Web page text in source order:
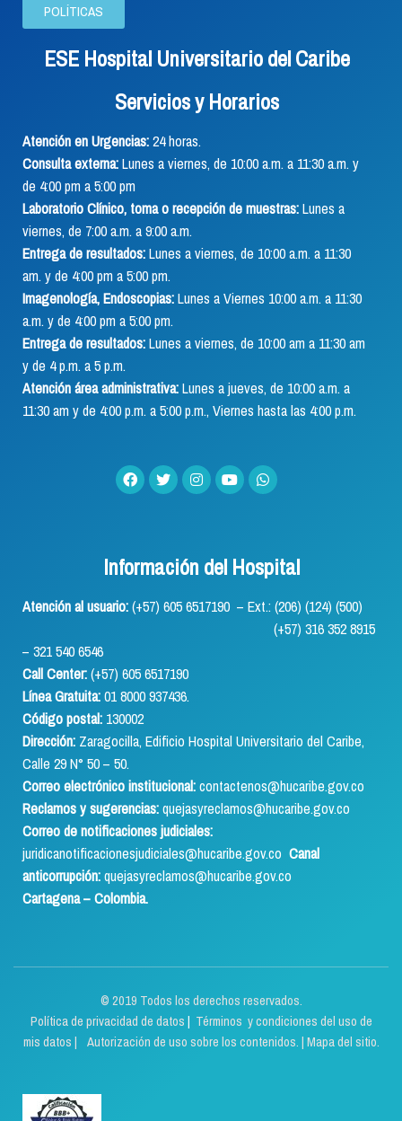
POLÍTICAS
ESE Hospital Universitario del Caribe
Servicios y Horarios
Atención en Urgencias:24 horas.
Consulta externa:Lunes a viernes, de 10:00 a.m. a 11:30 a.m. y
de 4:00 pm a 5:00 pm
Laboratorio Clínico, toma o recepción de muestras:Lunes a
viernes, de 7:00 a.m. a 9:00 a.m.
Entrega de resultados:Lunes a viernes, de 10:00 a.m. a 11:30
am. y de 4:00 pm a 5:00 pm.
Imagenología, Endoscopias:Lunes a Viernes 10:00 a.m. a 11:30
a.m. y de 4:00 pm a 5:00 pm.
Entrega de resultados:Lunes a viernes, de 10:00 am a 11:30 am
y de 4 p.m. a 5 p.m.
Atención área administrativa:Lunes a jueves, de 10:00 a.m. a
11:30 am y de 4:00 p.m. a 5:00 p.m., Viernes hasta las 4:00 p.m.
Información del Hospital
Atención al usuario:(+57) 605 6517190 – Ext.: (206) (124) (500)
(+57) 316 352 8915
– 321 540 6546
Call Center:(+57) 605 6517190
Línea Gratuita:01 8000 937436.
Código postal: 130002
Dirección: Zaragocilla, Edificio Hospital Universitario del Caribe,
Calle 29 N° 50 – 50.
Correo electrónico institucional:contactenos@hucaribe.gov.co
Reclamos y sugerencias:quejasyreclamos@hucaribe.gov.co
Correo de notificaciones judiciales:
juridicanotificacionesjudiciales@hucaribe.gov.co Canal
anticorrupción:quejasyreclamos@hucaribe.gov.co
Cartagena – Colombia.
© 2019 Todos los derechos reservados.
Política de privacidad de datos | Términos y condiciones del uso de
mis datos | Autorización de uso sobre los contenidos. | Mapa del sitio.